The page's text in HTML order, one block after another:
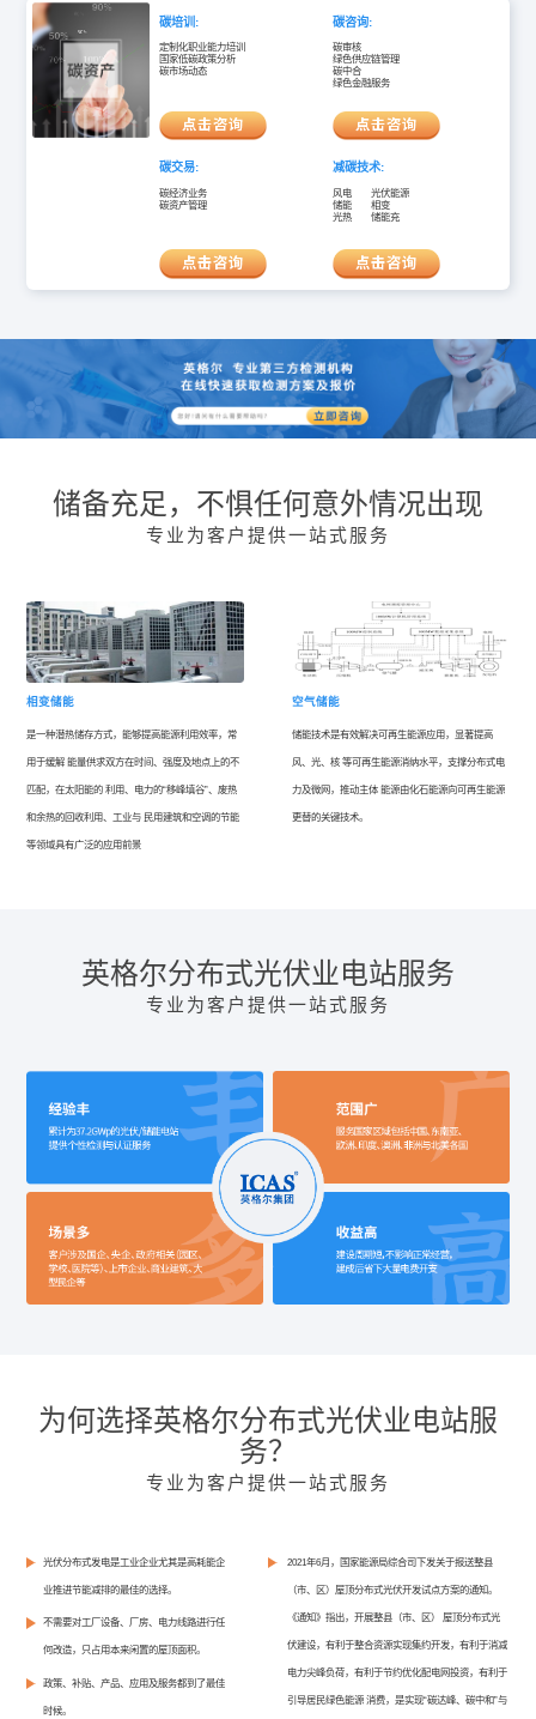
碳培训:
定制化职业能力培训
国家低碳政策分析
碳市场动态
碳咨询:
碳审核
绿色供应链管理
碳中合
绿色金融服务
碳交易:
碳经济业务
碳资产管理
减碳技术:
风电 光伏能源
储能 相变
光热 储能充
储备充足，不惧任何意外情况出现
专业为客户提供一站式服务
相变储能
是一种潜热储存方式，能够提高能源利用效率，常
用于缓解 能量供求双方在时间、强度及地点上的不
匹配，在太阳能的 利用、电力的“移峰填谷”、废热
和余热的回收利用、工业与 民用建筑和空调的节能
等领域具有广泛的应用前景
空气储能
储能技术是有效解决可再生能源应用，显著提高
风、光、核 等可再生能源消纳水平，支撑分布式电
力及微网，推动主体 能源由化石能源向可再生能源
更替的关键技术。
英格尔分布式光伏业电站服务
专业为客户提供一站式服务
为何选择英格尔分布式光伏业电站服
务？
专业为客户提供一站式服务
光伏分布式发电是工业企业尤其是高耗能企
业推进节能减排的最佳的选择。
不需要对工厂设备、厂房、电力线路进行任
何改造，只占用本来闲置的屋顶面积。
政策、补贴、产品、应用及服务都到了最佳
时候。
2021年6月，国家能源局综合司下发关于报送整县
（市、区）屋顶分布式光伏开发试点方案的通知。
《通知》指出，开展整县（市、区） 屋顶分布式光
伏建设，有利于整合资源实现集约开发，有利于消减
电力尖峰负荷，有利于节约优化配电网投资，有利于
引导居民绿色能源 消费，是实现“碳达峰、碳中和”与